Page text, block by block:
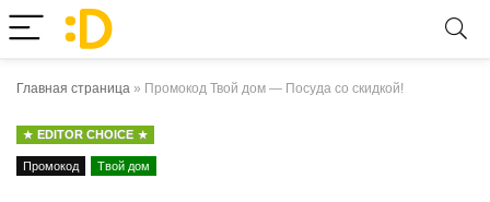
Главная страница » Промокод Твой дом — Посуда со скидкой!
EDITOR CHOICE
Промокод Твой дом